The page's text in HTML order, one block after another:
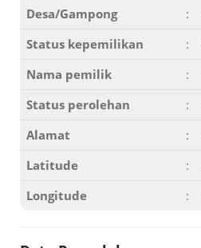
Desa/Gampong
:
Status kepemilikan
:
Nama pemilik
:
Status perolehan
:
Alamat
:
Latitude
:
Longitude
: